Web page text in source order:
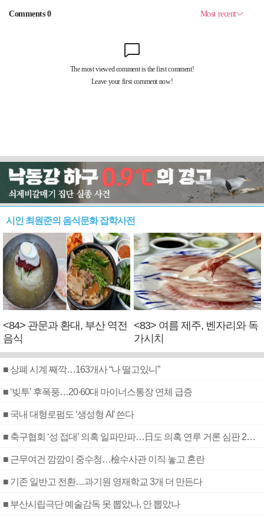
시인 최원준의 음식문화 잡학사전
<84> 관문과 환대, 부산 역전
음식
<83> 여름 제주, 벤자리와 독
가시치
■ 상폐 시계 째깍…163개사 “나 떨고있니”
■ ‘빚투’ 후폭풍…20·60대 마이너스통장 연체 급증
■ 국내 대형로펌도 ‘생성형 AI’ 쓴다
■ 축구협회 ‘성 접대’ 의혹 일파만파…日도 의혹 연루 거론 심판 2명 조사
■ 근무여건 깜깜이 중수청…檢수사관 이직 놓고 혼란
■ 기존 일반고 전환…과기원 영재학교 3개 더 만든다
■ 부산시립극단 예술감독 못 뽑았나, 안 뽑았나